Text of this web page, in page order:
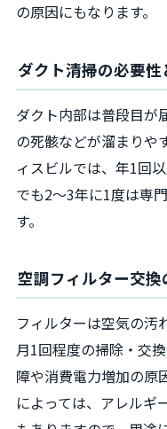
の原因にもなります。
ダクト清掃の必要性
ダクト内部は普段目が
の死骸などが溜まりや
ィスビルでは、年1回
でも2～3年に1度は専
す。
空調フィルター交換
フィルターは空気の汚
月1回程度の掃除・交
障や消費電力増加の原
によっては、アレルギ